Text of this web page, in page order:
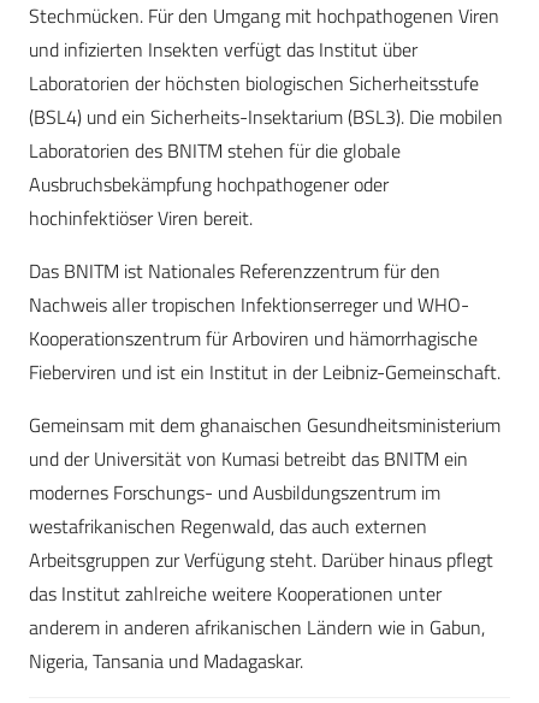
Stechmücken. Für den Umgang mit hochpathogenen Viren
und infizierten Insekten verfügt das Institut über
Laboratorien der höchsten biologischen Sicherheitsstufe
(BSL4) und ein Sicherheits-Insektarium (BSL3). Die mobilen
Laboratorien des BNITM stehen für die globale
Ausbruchsbekämpfung hochpathogener oder
hochinfektiöser Viren bereit.
Das BNITM ist Nationales Referenzzentrum für den
Nachweis aller tropischen Infektionserreger und WHO-
Kooperationszentrum für Arboviren und hämorrhagische
Fieberviren und ist ein Institut in der Leibniz-Gemeinschaft.
Gemeinsam mit dem ghanaischen Gesundheitsministerium
und der Universität von Kumasi betreibt das BNITM ein
modernes Forschungs- und Ausbildungszentrum im
westafrikanischen Regenwald, das auch externen
Arbeitsgruppen zur Verfügung steht. Darüber hinaus pflegt
das Institut zahlreiche weitere Kooperationen unter
anderem in anderen afrikanischen Ländern wie in Gabun,
Nigeria, Tansania und Madagaskar.